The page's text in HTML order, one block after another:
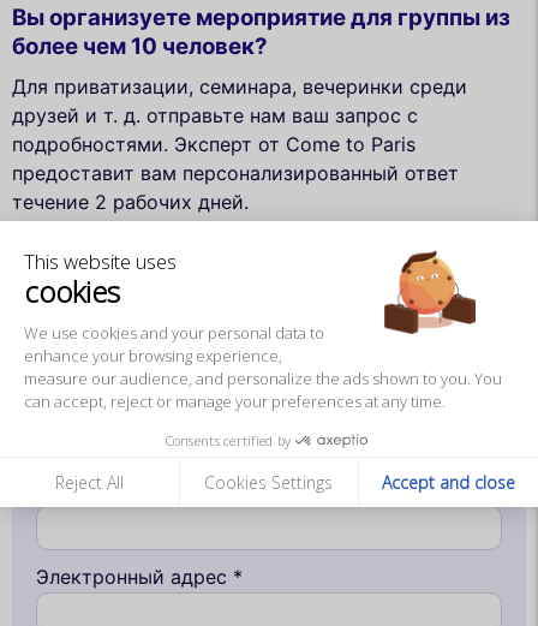
This website uses
cookies
We use cookies and your personal data to
enhance your browsing experience,
measure our audience, and personalize the ads shown to you. You
can accept, reject or manage your preferences at any time.
Consents certified by
Reject All Cookies Settings Accept and close
Вы организуете мероприятие для группы из
более чем 10 человек?
Для приватизации, семинара, вечеринки среди
друзей и т. д. отправьте нам ваш запрос с
подробностями. Эксперт от Come to Paris
предоставит вам персонализированный ответ
течение 2 рабочих дней.
+33148740510 для любых запросов.
Компания / Ассоциация
Телефон *
Электронный адрес *